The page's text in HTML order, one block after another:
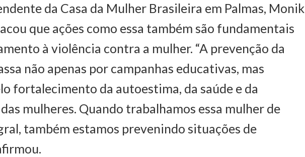
da Casa da Mulher Brasileira em Palmas, Monik
que ações como essa também são fundamentais
à violência contra a mulher. “A prevenção da
não apenas por campanhas educativas, mas
fortalecimento da autoestima, da saúde e da
mulheres. Quando trabalhamos essa mulher de
também estamos prevenindo situações de